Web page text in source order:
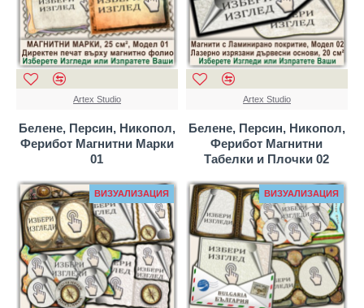
Artex Studio
Белене, Персин, Никопол,
Ферибот Магнитни Марки
01
Artex Studio
Белене, Персин, Никопол,
Ферибот Магнитни
Табелки и Плочки 02
ВИЗУАЛИЗАЦИЯ ВИЗУАЛИЗАЦИЯ